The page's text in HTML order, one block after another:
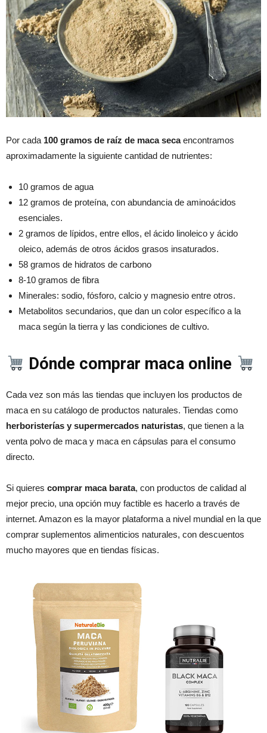
Por cada 100 gramos de raíz de maca secaencontramos
aproximadamente la siguiente cantidad de nutrientes:
10 gramos de agua
12 gramos de proteína, con abundancia de aminoácidos
esenciales.
2 gramos de lípidos, entre ellos, el ácido linoleico y ácido
oleico, además de otros ácidos grasos insaturados.
58 gramos de hidratos de carbono
8-10 gramos de fibra
Minerales: sodio, fósforo, calcio y magnesio entre otros.
Metabolitos secundarios, que dan un color específico a la
maca según la tierra y las condiciones de cultivo.
Dónde comprar maca online
Cada vez son más las tiendas que incluyen los productos de
maca en su catálogo de productos naturales. Tiendas como
herboristerías y supermercados naturistas, que tienen a la
venta polvo de maca y maca en cápsulas para el consumo
directo.
Si quieres comprar maca barata, con productos de calidad al
mejor precio, una opción muy factible es hacerlo a través de
internet. Amazon es la mayor plataforma a nivel mundial en la que
comprar suplementos alimenticios naturales, con descuentos
mucho mayores que en tiendas físicas.